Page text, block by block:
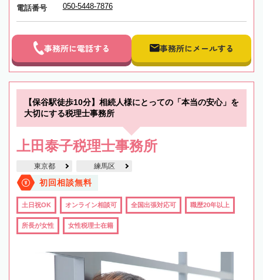
電話番号 050-5448-7876
事務所に電話する 事務所にメールする
【保谷駅徒歩10分】相続人様にとっての「本当の安心」を
大切にする税理士事務所
上田泰子税理士事務所
東京都 練馬区
初回相談無料
土日祝OK オンライン相談可 全国出張対応可 職歴20年以上
所長が女性 女性税理士在籍